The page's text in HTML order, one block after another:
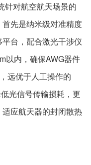
针对航空航天场景的
先是纳米级对准精度
台，配合激光干涉仪
以内，确保AWG器件
远优于人工操作的
光信号传输损耗，更
应航天器的封闭散热